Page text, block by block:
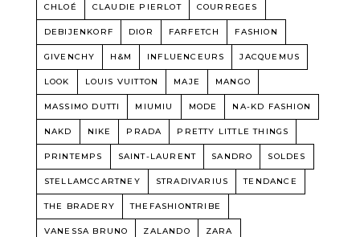
CHLOÉ CLAUDIE PIERLOT COURREGES
DEBIJENKORF DIOR FARFETCH FASHION
GIVENCHY H&M INFLUENCEURS JACQUEMUS
LOOK LOUIS VUITTON MAJE MANGO
MASSIMO DUTTI MIUMIU MODE NA-KD FASHION
NAKD NIKE PRADA PRETTY LITTLE THINGS
PRINTEMPS SAINT-LAURENT SANDRO SOLDES
STELLAMCCARTNEY STRADIVARIUS TENDANCE
THE BRADERY THEFASHIONTRIBE
VANESSA BRUNO ZALANDO ZARA